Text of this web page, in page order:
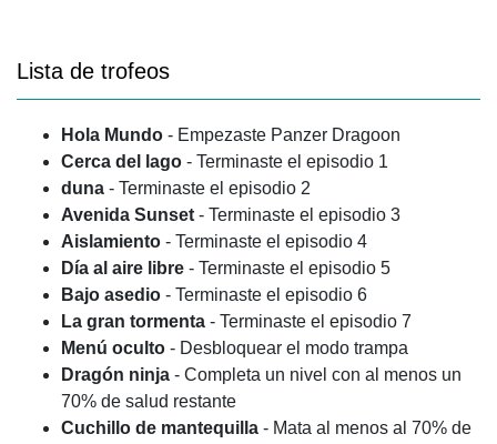
Lista de trofeos
Hola Mundo - Empezaste Panzer Dragoon
Cerca del lago - Terminaste el episodio 1
duna - Terminaste el episodio 2
Avenida Sunset - Terminaste el episodio 3
Aislamiento - Terminaste el episodio 4
Día al aire libre - Terminaste el episodio 5
Bajo asedio - Terminaste el episodio 6
La gran tormenta - Terminaste el episodio 7
Menú oculto - Desbloquear el modo trampa
Dragón ninja - Completa un nivel con al menos un
70% de salud restante
Cuchillo de mantequilla - Mata al menos al 70% de